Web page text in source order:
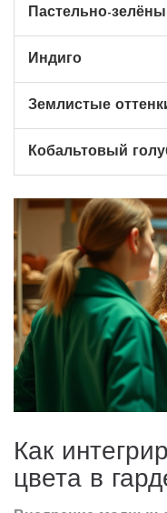
Пастельно-
Индиго
Землистые
Кобальтовый
Как
цвета в